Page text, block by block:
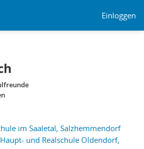
Einloggen
im Saaletal, Salzhemmendorf
und Realschule Oldendorf,